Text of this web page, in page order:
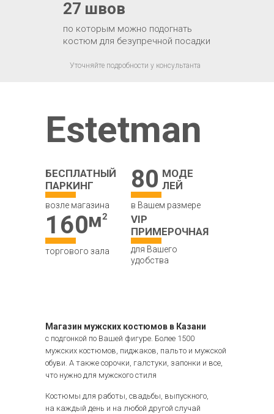
по которым можно подогнать
костюм для безупречной посадки
27 швов
Уточняйте подробности у консультанта
с подгонкой по Вашей фигуре. Более 1500
мужских костюмов, пиджаков, пальто и мужской
обуви. А также сорочки, галстуки, запонки и все,
что нужно для мужского стиля
Костюмы для работы, свадьбы, выпускного,
на каждый день и на любой другой случай
Estetman
БЕСПЛАТНЫЙ
ПАРКИНГ
возле магазина
80 МОДЕ
ЛЕЙ
в Вашем размере
160
торгового зала
VIP
ПРИМЕРОЧНАЯ
для Вашего
удобства
Магазин мужских костюмов в Казани